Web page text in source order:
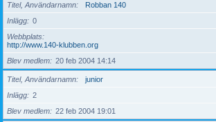
Titel, Användarnamn
Robban 140
Inlägg
0
Webbplats
http://www.140-klubben.org
Blev medlem
20 feb 2004 14:14
Titel, Användarnamn
junior
Inlägg
2
Blev medlem
22 feb 2004 19:01